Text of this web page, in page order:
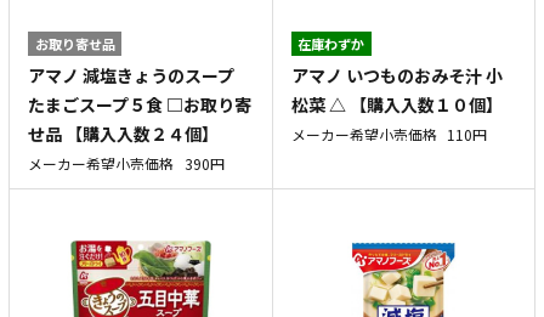
お取り寄せ品
アマノ 減塩きょうのスープ
たまごスープ５食 □お取り寄
せ品 【購入入数２４個】
メーカー希望小売価格 390円
在庫わずか
アマノ いつものおみそ汁 小
松菜 △ 【購入入数１０個】
メーカー希望小売価格 110円